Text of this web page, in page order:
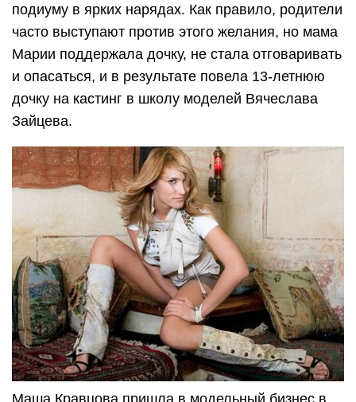
подиуму в ярких нарядах. Как правило, родители
часто выступают против этого желания, но мама
Марии поддержала дочку, не стала отговаривать
и опасаться, и в результате повела 13-летнюю
дочку на кастинг в школу моделей Вячеслава
Зайцева.